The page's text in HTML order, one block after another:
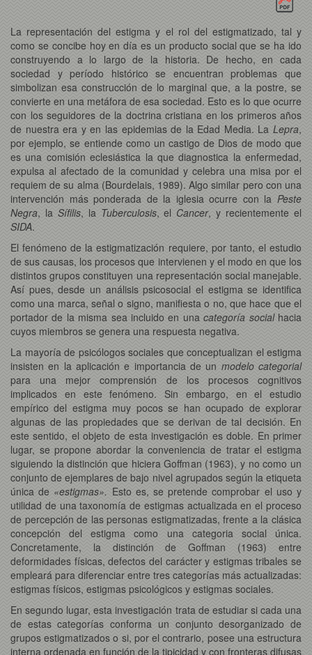
La representación del estigma y el rol del estigmatizado, tal y
como se concibe hoy en día es un producto social que se ha ido
construyendo a lo largo de la historia. De hecho, en cada
sociedad y período histórico se encuentran problemas que
simbolizan esa construcción de lo marginal que, a la postre, se
convierte en una metáfora de esa sociedad. Esto es lo que ocurre
con los seguidores de la doctrina cristiana en los primeros años
de nuestra era y en las epidemias de la Edad Media. La Lepra,
por ejemplo, se entiende como un castigo de Dios de modo que
es una comisión eclesiástica la que diagnostica la enfermedad,
expulsa al afectado de la comunidad y celebra una misa por el
requiem de su alma (Bourdelais, 1989). Algo similar pero con una
intervención más ponderada de la iglesia ocurre con la Peste
Negra, la Sífilis, la Tuberculosis, el Cancer, y recientemente el
SIDA.
El fenómeno de la estigmatización requiere, por tanto, el estudio
de sus causas, los procesos que intervienen y el modo en que los
distintos grupos constituyen una representación social manejable.
Así pues, desde un análisis psicosocial el estigma se identifica
como una marca, señal o signo, manifiesta o no, que hace que el
portador de la misma sea incluido en unacategoría socialhacia
cuyos miembros se genera una respuesta negativa.
La mayoría de psicólogos sociales que conceptualizan el estigma
insisten en la aplicación e importancia de un modelo categorial
para una mejor comprensión de los procesos cognitivos
implicados en este fenómeno. Sin embargo, en el estudio
empírico del estigma muy pocos se han ocupado de explorar
algunas de las propiedades que se derivan de tal decisión. En
este sentido, el objeto de esta investigación es doble. En primer
lugar, se propone abordar la conveniencia de tratar el estigma
siguiendo la distinción que hiciera Goffman (1963), y no como un
conjunto de ejemplares de bajo nivel agrupados según la etiqueta
única de «estigmas». Esto es, se pretende comprobar el uso y
utilidad de una taxonomía de estigmas actualizada en el proceso
de percepción de las personas estigmatizadas, frente a la clásica
concepción del estigma como una categoria social única.
Concretamente, la distinción de Goffman (1963) entre
deformidades físicas, defectos del carácter y estigmas tribales se
empleará para diferenciar entre tres categorías más actualizadas:
estigmas físicos, estigmas psicológicos y estigmas sociales.
En segundo lugar, esta investigación trata de estudiar si cada una
de estas categorías conforma un conjunto desorganizado de
grupos estigmatizados o si, por el contrario, posee una estructura
interna ordenada en función de la tipicidad y con fronteras difusas